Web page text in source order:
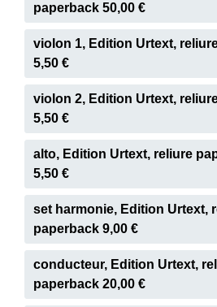
paperback 50,00 €
violon 1, Edition Urtext,
5,50 €
violon 2, Edition Urtext,
5,50 €
alto, Edition Urtext, reliure
5,50 €
set harmonie, Edition Urtext,
paperback 9,00 €
conducteur, Edition Urtext,
paperback 20,00 €